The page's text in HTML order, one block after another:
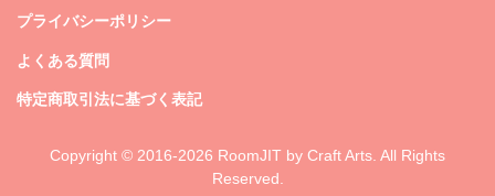
プライバシーポリシー
よくある質問
特定商取引法に基づく表記
Copyright © 2016-2026 RoomJIT by Craft Arts. All Rights
Reserved.